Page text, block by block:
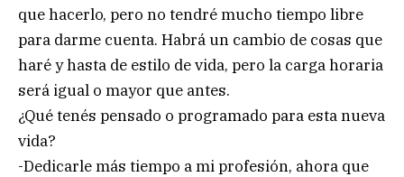
que hacerlo, pero no tendré mucho tiempo libre
para darme cuenta. Habrá un cambio de cosas que
haré y hasta de estilo de vida, pero la carga horaria
será igual o mayor que antes.
¿Qué tenés pensado o programado para esta nueva
vida?
-Dedicarle más tiempo a mi profesión, ahora que